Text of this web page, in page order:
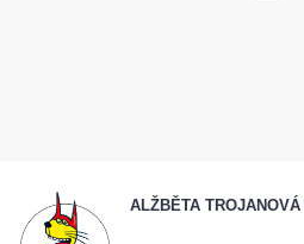
ALŽBĚTA TROJANOVÁ